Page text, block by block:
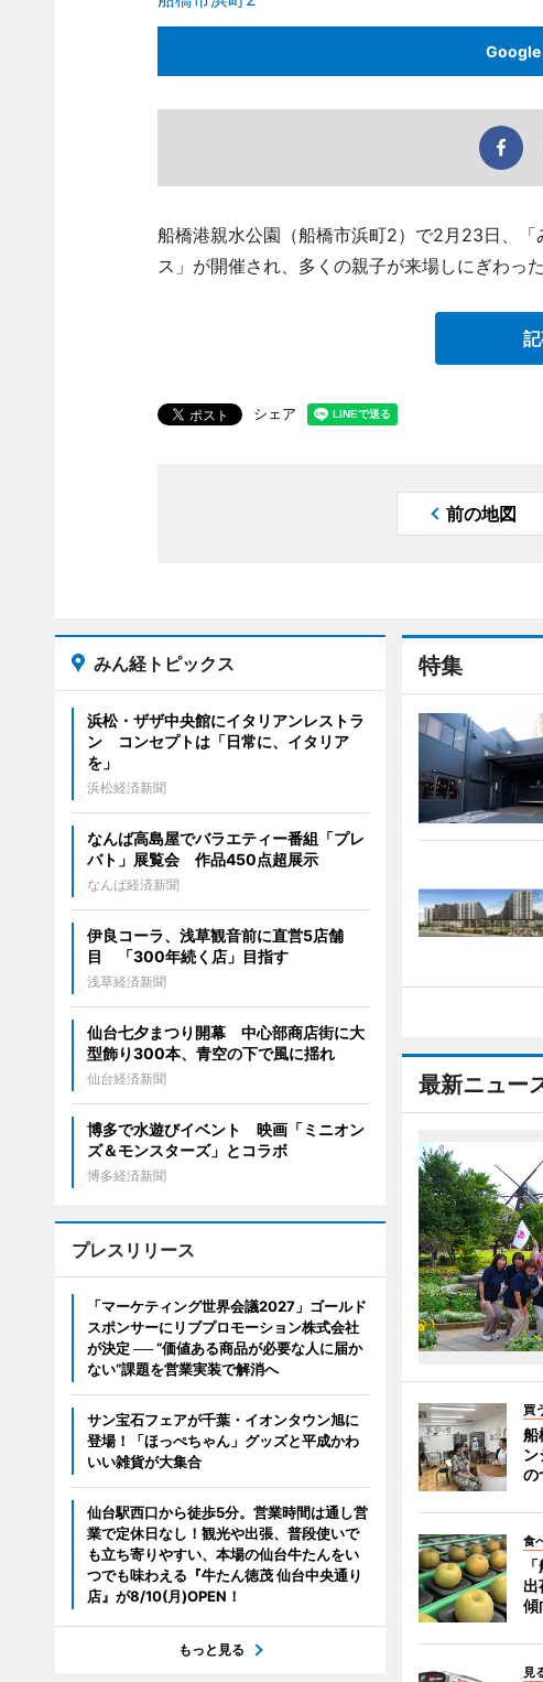
Google
船橋港親水公園（船橋市浜町2）で2月23日、
ス」が開催され、多くの親子が来場しにぎわった
シェア
前の地図
特集
最新ニュー
買
船
の
食
傾
見
みん経トピックス
浜松・ザザ中央館にイタリアンレストラ
ン コンセプトは「日常に、イタリア
を」
浜松経済新聞
なんば高島屋でバラエティー番組「プレ
バト」展覧会 作品450点超展示
なんば経済新聞
伊良コーラ、浅草観音前に直営5店舗
目 「300年続く店」目指す
浅草経済新聞
仙台七夕まつり開幕 中心部商店街に大
型飾り300本、青空の下で風に揺れ
仙台経済新聞
博多で水遊びイベント 映画「ミニオン
ズ＆モンスターズ」とコラボ
博多経済新聞
プレスリリース
「マーケティング世界会議2027」ゴールド
スポンサーにリブプロモーション株式会社
が決定 ── “価値ある商品が必要な人に届か
ない”課題を営業実装で解消へ
サン宝石フェアが千葉・イオンタウン旭に
登場！「ほっぺちゃん」グッズと平成かわ
いい雑貨が大集合
仙台駅西口から徒歩5分。営業時間は通し営
業で定休日なし！観光や出張、普段使いで
も立ち寄りやすい、本場の仙台牛たんをい
つでも味わえる『牛たん徳茂 仙台中央通り
店』が8/10(月)OPEN！
もっと見る